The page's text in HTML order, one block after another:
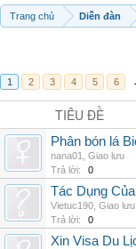
Trang chủ Diễn đàn
1 2 3 4 5 6
TIÊU ĐỀ
Phân bón lá
nana01
Giao lưu
Trả lời:
0
Tác Dụng
Vietuc190 Giao lưu
Trả lời:
0
Xin Visa Du